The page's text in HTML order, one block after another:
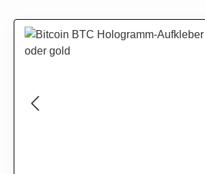
Bildergalerie überspringen